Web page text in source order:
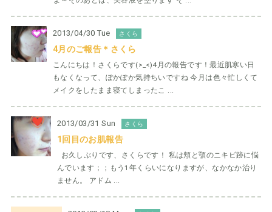
2013/04/30 Tue さくら
4月のご報告＊さくら
こんにちは！さくらです(>_<)4月の報告です！最近肌寒い日
もなくなって、ぽかぽか気持ちいですね 今月は色々忙しくて
メイクをしたまま寝てしまったこ ...
2013/03/31 Sun さくら
1回目のお肌報告
お久しぶりです、さくらです！ 私は頬と顎のニキビ跡に悩
んでいます；；もう1年くらいになりますが、なかなか治り
ません。 アドム ...